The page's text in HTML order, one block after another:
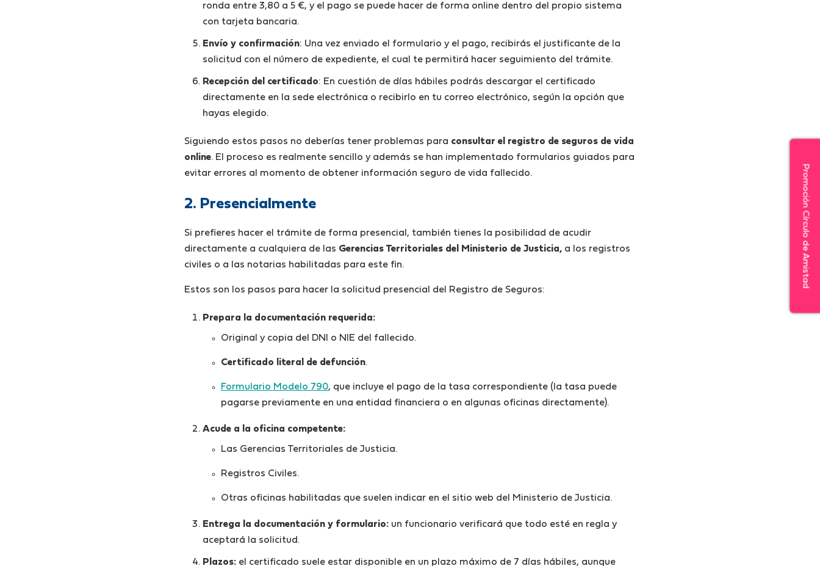
Promoción Círculo de Amistad
ronda entre 3,80 a 5 €, y el pago se puede hacer de forma online dentro del propio sistema
con tarjeta bancaria.
Envío y confirmación: Una vez enviado el formulario y el pago, recibirás el justificante de la
solicitud con el número de expediente, el cual te permitirá hacer seguimiento del trámite.
Recepción del certificado: En cuestión de días hábiles podrás descargar el certificado
directamente en la sede electrónica o recibirlo en tu correo electrónico, según la opción que
hayas elegido.
Siguiendo estos pasos no deberías tener problemas para consultar el registro de seguros de vida
online. El proceso es realmente sencillo y además se han implementado formularios guiados para
evitar errores al momento de obtener información seguro de vida fallecido.
2. Presencialmente
Si prefieres hacer el trámite de forma presencial, también tienes la posibilidad de acudir
directamente a cualquiera de las Gerencias Territoriales del Ministerio de Justicia, a los registros
civiles o a las notarias habilitadas para este fin.
Estos son los pasos para hacer la solicitud presencial del Registro de Seguros:
Prepara la documentación requerida:
Original y copia del DNI o NIE del fallecido.
Certificado literal de defunción.
Formulario Modelo 790, que incluye el pago de la tasa correspondiente (la tasa puede
pagarse previamente en una entidad financiera o en algunas oficinas directamente).
Acude a la oficina competente:
Las Gerencias Territoriales de Justicia.
Registros Civiles.
Otras oficinas habilitadas que suelen indicar en el sitio web del Ministerio de Justicia.
Entrega la documentación y formulario: un funcionario verificará que todo esté en regla y
aceptará la solicitud.
Plazos: el certificado suele estar disponible en un plazo máximo de 7 días hábiles, aunque